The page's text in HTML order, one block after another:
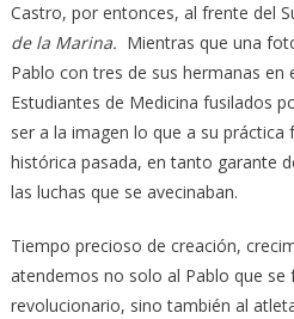
Castro, por entonces, al frente del
de la Marina. Mientras que una
Pablo con tres de sus hermanas
Estudiantes de Medicina fusilados
ser a la imagen lo que a su
histórica pasada, en tanto garante
las luchas que se avecinaban.
Tiempo precioso de creación,
atendemos no solo al Pablo que
revolucionario, sino también al